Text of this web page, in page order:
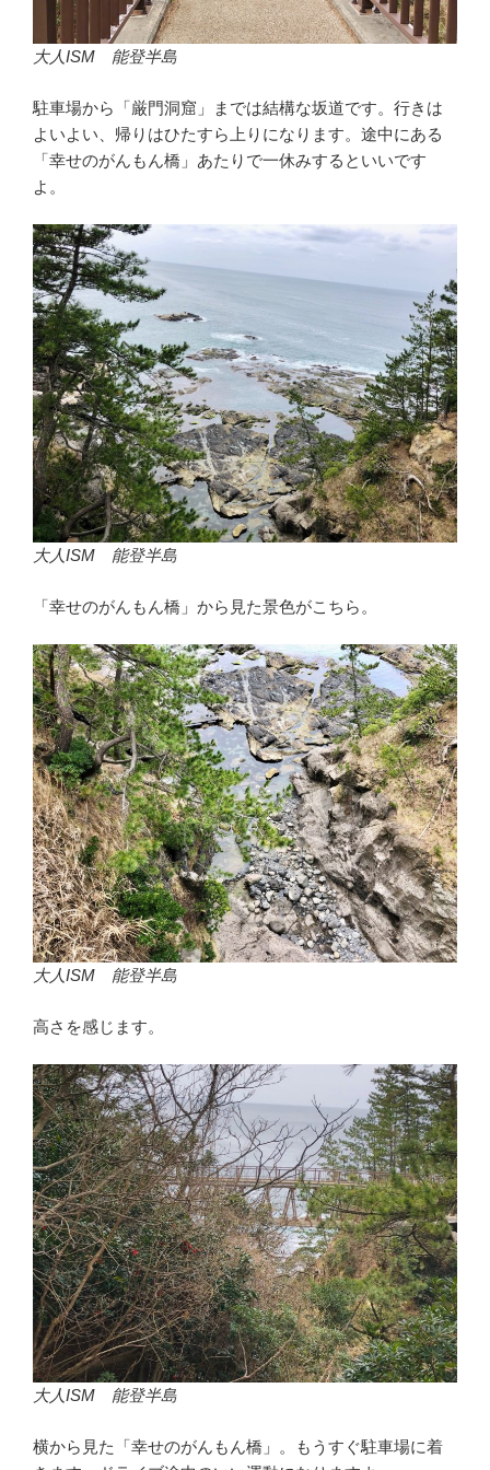
大人ISM 能登半島
駐車場から「厳門洞窟」までは結構な坂道です。行きは
よいよい、帰りはひたすら上りになります。途中にある
「幸せのがんもん橋」あたりで一休みするといいです
よ。
大人ISM 能登半島
「幸せのがんもん橋」から見た景色がこちら。
大人ISM 能登半島
高さを感じます。
大人ISM 能登半島
横から見た「幸せのがんもん橋」。もうすぐ駐車場に着